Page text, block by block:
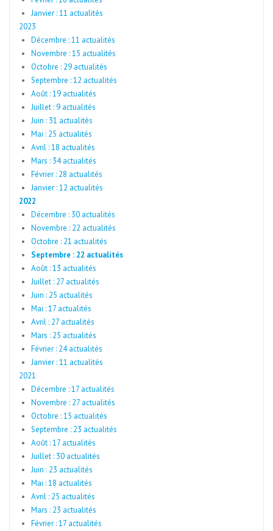
Janvier : 11 actualités
2023
Décembre : 11 actualités
Novembre : 15 actualités
Octobre : 29 actualités
Septembre : 12 actualités
Août : 19 actualités
Juillet : 9 actualités
Juin : 31 actualités
Mai : 25 actualités
Avril : 18 actualités
Mars : 34 actualités
Février : 28 actualités
Janvier : 12 actualités
2022
Décembre : 30 actualités
Novembre : 22 actualités
Octobre : 21 actualités
Septembre : 22 actualités
Août : 13 actualités
Juillet : 27 actualités
Juin : 25 actualités
Mai : 17 actualités
Avril : 27 actualités
Mars : 25 actualités
Février : 24 actualités
Janvier : 11 actualités
2021
Décembre : 17 actualités
Novembre : 27 actualités
Octobre : 15 actualités
Septembre : 23 actualités
Août : 17 actualités
Juillet : 30 actualités
Juin : 23 actualités
Mai : 18 actualités
Avril : 25 actualités
Mars : 23 actualités
Février : 17 actualités